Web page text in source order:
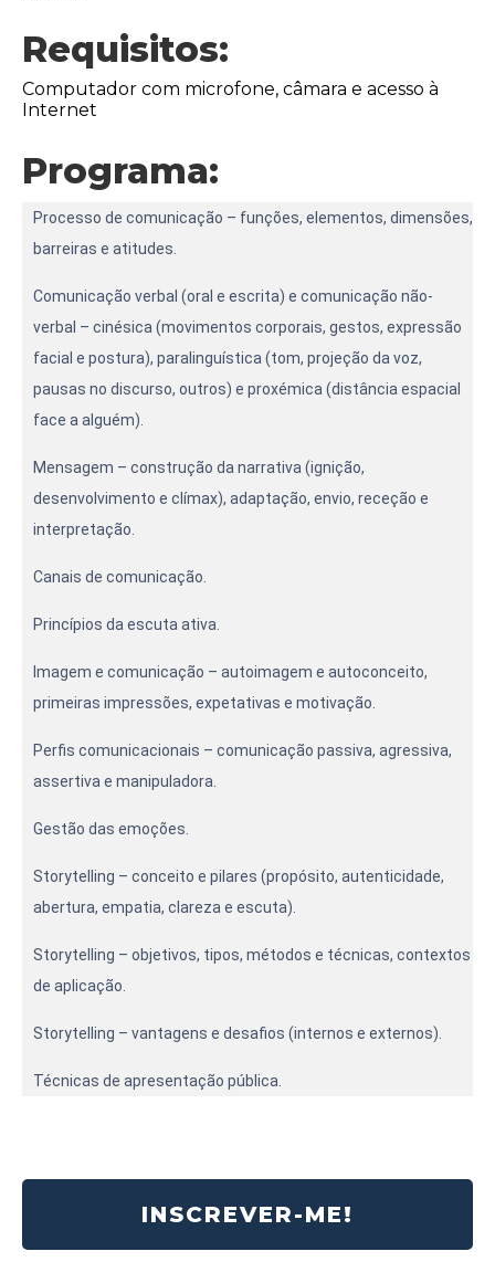
Requisitos:
Computador com microfone, câmara e acesso à
Internet
Programa:
Processo de comunicação – funções, elementos, dimensões,
barreiras e atitudes.
Comunicação verbal (oral e escrita) e comunicação não-
verbal – cinésica (movimentos corporais, gestos, expressão
facial e postura), paralinguística (tom, projeção da voz,
pausas no discurso, outros) e proxémica (distância espacial
face a alguém).
Mensagem – construção da narrativa (ignição,
desenvolvimento e clímax), adaptação, envio, receção e
interpretação.
Canais de comunicação.
Princípios da escuta ativa.
Imagem e comunicação – autoimagem e autoconceito,
primeiras impressões, expetativas e motivação.
Perfis comunicacionais – comunicação passiva, agressiva,
assertiva e manipuladora.
Gestão das emoções.
Storytelling – conceito e pilares (propósito, autenticidade,
abertura, empatia, clareza e escuta).
Storytelling – objetivos, tipos, métodos e técnicas, contextos
de aplicação.
Storytelling – vantagens e desafios (internos e externos).
Técnicas de apresentação pública.
INSCREVER-ME!